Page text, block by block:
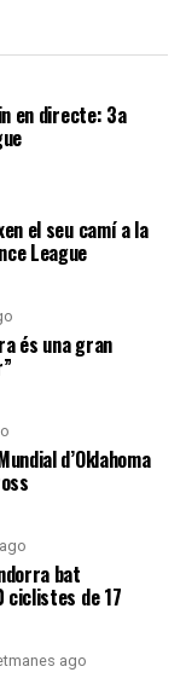
en directe: 3a
el seu camí a la
League
és una gran
d’Oklahoma
bat
ciclistes de 17
ago